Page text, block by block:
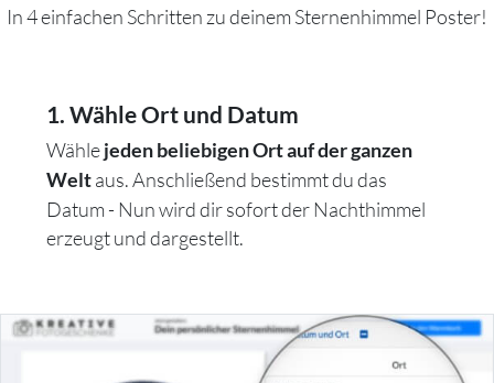
In 4 einfachen Schritten zu deinem Sternenhimmel Poster!
1. Wähle Ort und Datum
Wählejeden beliebigen Ort auf der ganzen
Weltaus. Anschließend bestimmt du das
Datum - Nun wird dir sofort der Nachthimmel
erzeugt und dargestellt.